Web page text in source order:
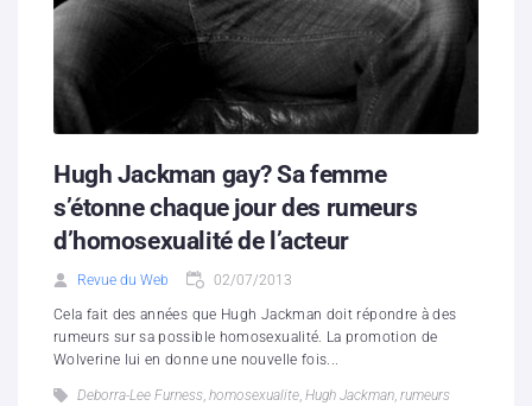
Hugh Jackman gay? Sa femme
s’étonne chaque jour des rumeurs
d’homosexualité de l’acteur
Revue du Web 02/07/2013
Cela fait des années que Hugh Jackman doit répondre à des
rumeurs sur sa possible homosexualité. La promotion de
Wolverine lui en donne une nouvelle fois...
Deborra-Lee Furness, homosexualite, Hugh Jackman, rumeurs